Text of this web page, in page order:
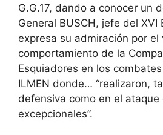
G.G.17, dando a conocer un
General BUSCH, jefe del XVI
expresa su admiración por el
comportamiento de la
Esquiadores en los
ILMEN donde… “realizaron,
defensiva como en el ataque
excepcionales”.